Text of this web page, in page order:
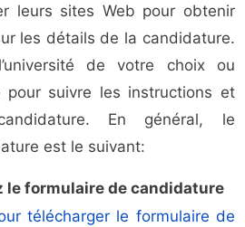
leurs sites Web pour obtenir
les détails de la candidature.
de votre choix ou
suivre les instructions et
En général, le
est le suivant:
le formulaire de candidature
télécharger le formulaire de